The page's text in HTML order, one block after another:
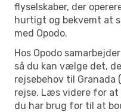
flyselskaber, der
hurtigt og bekvemt at
med Opodo.
Hos Opodo
så du kan vælge det,
rejsebehov til Granada
rejse. Læs videre for at
du har brug for til at